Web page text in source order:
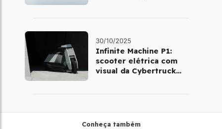
30/10/2025
Infinite Machine P1:
scooter elétrica com
visual da Cybertruck
Conheça também